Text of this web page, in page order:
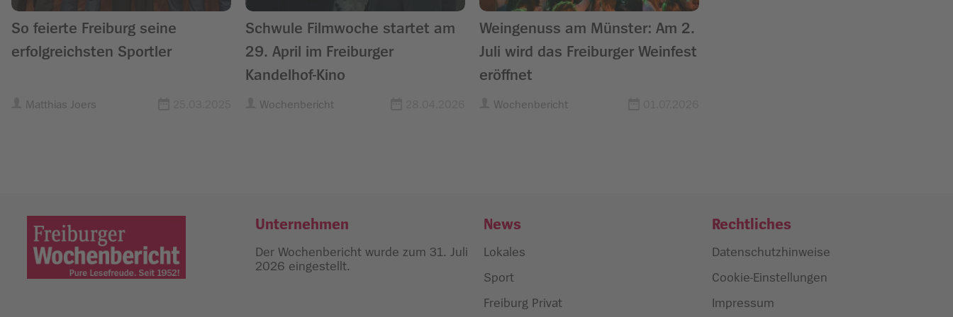
So feierte Freiburg seine
erfolgreichsten Sportler
Matthias Joers
Schwule Filmwoche startet am
29. April im Freiburger
Kandelhof-Kino
Wochenbericht
Weingenuss am Münster: Am 2.
Juli wird das Freiburger Weinfest
eröffnet
Wochenbericht
Unternehmen
Der Wochenbericht wurde zum 31. Juli
2026 eingestellt.
News
Lokales
Sport
Freiburg Privat
Rechtliches
Datenschutzhinweise
Cookie-Einstellungen
Impressum